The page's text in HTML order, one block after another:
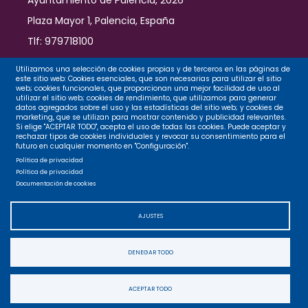
Accesibilidad
Plaza Mayor 1, Palencia, España
Tlf: 979718100
Contacto
Legal
Privacidad
Accesibilidad
Mapa web
Utilizamos una selección de cookies propias y de terceros en las páginas de
este sitio web: Cookies esenciales, que son necesarias para utilizar el sitio
web; cookies funcionales, que proporcionan una mejor facilidad de uso al
utilizar el sitio web; cookies de rendimiento, que utilizamos para generar
datos agregados sobre el uso y las estadísticas del sitio web; y cookies de
marketing, que se utilizan para mostrar contenido y publicidad relevantes.
Si elige "ACEPTAR TODO", acepta el uso de todas las cookies. Puede aceptar y
rechazar tipos de cookies individuales y revocar su consentimiento para el
futuro en cualquier momento en "Configuración".
Política de privacidad
Política de privacidad
Documentación de cookies
AJUSTES
DENEGAR TODO
ACEPTAR TODO